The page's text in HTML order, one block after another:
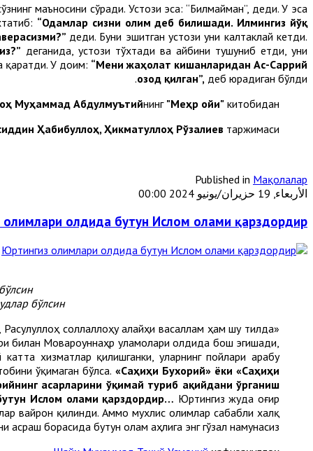
маъносини сўради. Устози эса: “Билмайман”, деди. У эса
“Одамлар сизни олим деб билишади. Илмингиз йўқ
деди. Буни эшитган устози уни калтаклай кетди.
деганида, устози тўхтади ва айбини тушуниб етди, уни
қаратди. У доим: “Мени жаҳолат кишанларидан Ас-Саррий
озод қилган”, деб юрадиган бўлди.
Муҳаммад Абдулмуътийнинг "Меҳр ойи" китобидан
Ҳабибуллоҳ, Ҳикматуллоҳ Рўзалиев таржимаси.
Published in Мақолалар
الأربعاء, 19 حزيران/يونيو 2024 00:00
олдида бутун Ислом олами қарздордир
бўлсин.
соллаллоҳу алайҳи васаллам ҳам шу тилда
билан Мовароуннаҳр уламолари олдида бош эгишади,
хизматлар қилишганки, уларнинг пойлари арабу
ўқимаган бўлса. «Саҳиҳи Бухорий» ёки «Саҳиҳи
асарларини ўқимай туриб ақийдани ўрганиш
Ислом олами қарздордир… Юртингиз жуда оғир
вайрон қилинди. Аммо мухлис олимлар сабабли халқ
борасида бутун олам аҳлига энг гўзал намунасиз».